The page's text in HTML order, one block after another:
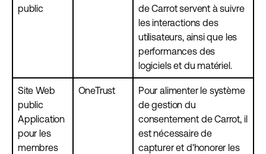
public
de Carrot servent à suivre
les interactions des
utilisateurs, ainsi que les
performances des
logiciels et du matériel.
Site Web
public
Application
pour les
membres
OneTrust
Pour alimenter le système
de gestion du
consentement de Carrot, il
est nécessaire de
capturer et d'honorer les